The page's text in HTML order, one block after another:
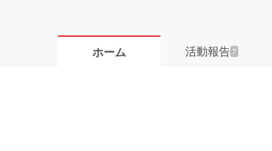
ホーム 活動報告7